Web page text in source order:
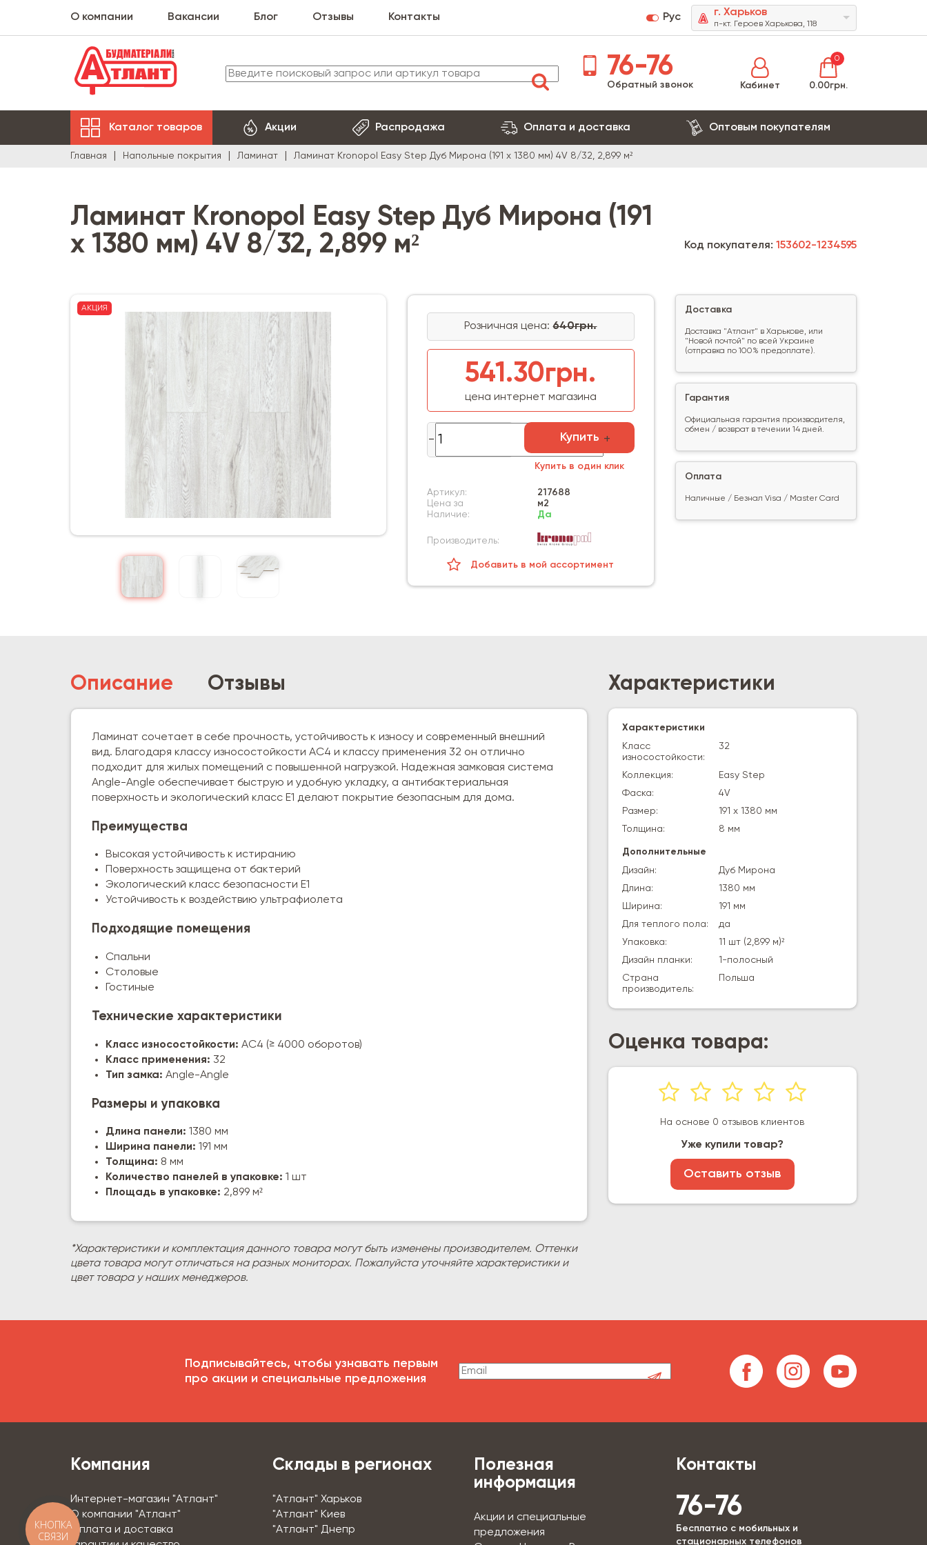
О компании Вакансии Блог Отзывы Контакты Рус г. Харьков
п-кт. Героев Харькова, 118
76-76
Обратный звонок Кабинет
0
0.00грн.
Каталог товаров Акции Распродажа Оплата и доставка Оптовым покупателям
Главная Напольные покрытия Ламинат Ламинат Kronopol Easy Step Дуб Мирона (191 x 1380 мм) 4V 8/32, 2,899 м²
Ламинат Kronopol Easy Step Дуб Мирона (191
x 1380 мм) 4V 8/32, 2,899 м²
АКЦИЯ
Розничная цена:640грн.
541.30грн.
цена интернет магазина
Купить
Купить в один клик
Артикул:
217688
Цена за
м2
Наличие:
Да
Производитель:
Добавить в мой ассортимент
Код покупателя: 153602-1234595
Доставка
Доставка "Атлант" в Харькове, или
"Новой почтой" по всей Украине
(отправка по 100% предоплате).
Гарантия
Официальная гарантия производителя,
обмен / возврат в течении 14 дней.
Оплата
Наличные / Безнал Visa / Master Card
Описание Отзывы
Ламинат сочетает в себе прочность, устойчивость к износу и современный внешний
вид. Благодаря классу износостойкости AC4 и классу применения 32 он отлично
подходит для жилых помещений с повышенной нагрузкой. Надежная замковая система
Angle-Angle обеспечивает быструю и удобную укладку, а антибактериальная
поверхность и экологический класс E1 делают покрытие безопасным для дома.
Преимущества
Высокая устойчивость к истиранию
Поверхность защищена от бактерий
Экологический класс безопасности E1
Устойчивость к воздействию ультрафиолета
Подходящие помещения
Спальни
Столовые
Гостиные
Технические характеристики
Класс износостойкости: AC4 (≥ 4000 оборотов)
Класс применения: 32
Тип замка: Angle-Angle
Размеры и упаковка
Длина панели: 1380 мм
Ширина панели: 191 мм
Толщина: 8 мм
Количество панелей в упаковке: 1 шт
Площадь в упаковке: 2,899 м²
*Характеристики и комплектация данного товара могут быть изменены производителем. Оттенки
цвета товара могут отличаться на разных мониторах. Пожалуйста уточняйте характеристики и
цвет товара у наших менеджеров.
Характеристики
Характеристики
Класс
износостойкости:
32
Коллекция:
Easy Step
Фаска:
4V
Размер:
191 х 1380 мм
Толщина:
8 мм
Дополнительные
Дизайн:
Дуб Мирона
Длина:
1380 мм
Ширина:
191 мм
Для теплого пола:
да
Упаковка:
11 шт (2,899 м)²
Дизайн планки:
1-полосный
Страна
производитель:
Польша
Оценка товара:
На основе 0 отзывов клиентов
Уже купили товар?
Оставить отзыв
Подписывайтесь, чтобы узнавать первым
про акции и специальные предложения
Компания
Интернет-магазин "Атлант"
О компании "Атлант"
Оплата и доставка
Склады в регионах
"Атлант" Харьков
"Атлант" Киев
"Атлант" Днепр
Полезная
информация
Акции и специальные
предложения
Контакты
76-76
Бесплатно с мобильных и
стационарных телефонов
КНОПКА
СВЯЗИ